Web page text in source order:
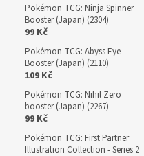
Pokémon TCG: Ninja Spinner
Booster (Japan) (2304)
99 Kč
Pokémon TCG: Abyss Eye
Booster (Japan) (2110)
109 Kč
Pokémon TCG: Nihil Zero
booster (Japan) (2267)
99 Kč
Pokémon TCG: First Partner
Illustration Collection - Series 2